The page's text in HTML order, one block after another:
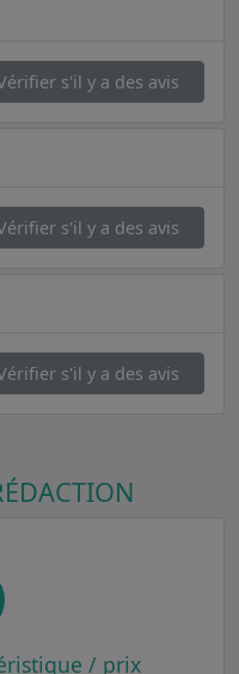
s'il y a des avis
s'il y a des avis
s'il y a des avis
/ prix